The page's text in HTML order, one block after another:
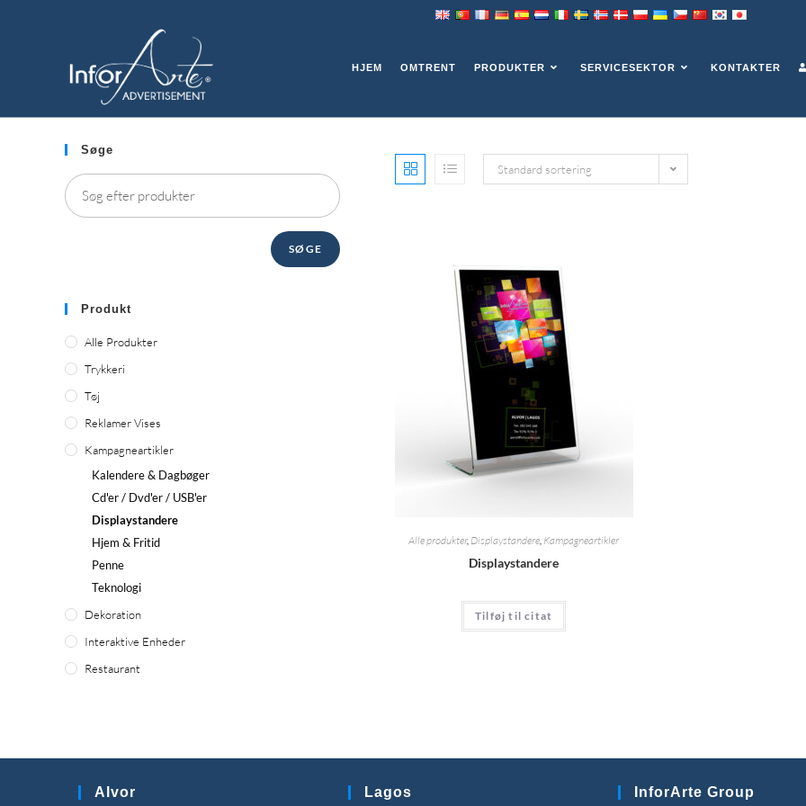
HJEM OMTRENT PRODUKTER SERVICESEKTOR KONTAKTER
DISPLAYSTANDERE
Standard sortering
Alle produkter, Displaystandere, Kampagneartikler
Displaystandere
Tilføj til citat
Søge
SØGE
Produkt
Alle Produkter
Trykkeri
Tøj
Reklamer Vises
Kampagneartikler
Kalendere & Dagbøger
Cd'er / Dvd'er / USB'er
Displaystandere
Hjem & Fritid
Penne
Teknologi
Dekoration
Interaktive Enheder
Restaurant
Alvor Lagos InforArte Group